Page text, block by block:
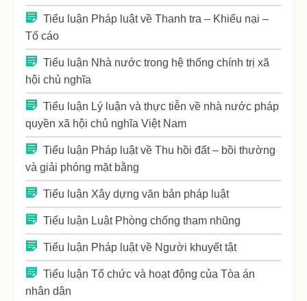
Tiểu luận Pháp luật về Thanh tra – Khiếu nại –
Tố cáo
Tiểu luận Nhà nước trong hệ thống chính trị xã
hội chủ nghĩa
Tiểu luận Lý luận và thực tiễn về nhà nước pháp
quyền xã hội chủ nghĩa Việt Nam
Tiểu luận Pháp luật về Thu hồi đất – bồi thường
và giải phóng mặt bằng
Tiểu luận Xây dựng văn bản pháp luật
Tiểu luận Luật Phòng chống tham nhũng
Tiểu luận Pháp luật về Người khuyết tật
Tiểu luận Tổ chức và hoạt động của Tòa án
nhân dân